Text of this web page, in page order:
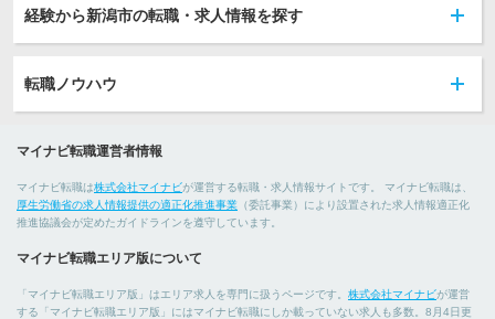
経験から新潟市の転職・求人情報を探す
転職ノウハウ
マイナビ転職運営者情報
マイナビ転職は株式会社マイナビが運営する転職・求人情報サイトです。 マイナビ転職は、
厚生労働省の求人情報提供の適正化推進事業 （委託事業）により設置された求人情報適正化
推進協議会が定めたガイドラインを遵守しています。
マイナビ転職エリア版について
「マイナビ転職エリア版」はエリア求人を専門に扱うページです。 株式会社マイナビが運営
する「マイナビ転職エリア版」にはマイナビ転職にしか載っていない求人も多数。8月4日更